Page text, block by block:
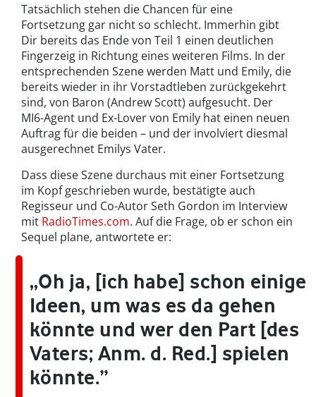
Tatsächlich stehen die Chancen für eine
Fortsetzung gar nicht so schlecht. Immerhin gibt
Dir bereits das Ende von Teil 1 einen deutlichen
Fingerzeig in Richtung eines weiteren Films. In der
entsprechenden Szene werden Matt und Emily, die
bereits wieder in ihr Vorstadtleben zurückgekehrt
sind, von Baron (Andrew Scott) aufgesucht. Der
MI6-Agent und Ex-Lover von Emily hat einen neuen
Auftrag für die beiden – und der involviert diesmal
ausgerechnet Emilys Vater.
Dass diese Szene durchaus mit einer Fortsetzung
im Kopf geschrieben wurde, bestätigte auch
Regisseur und Co-Autor Seth Gordon im Interview
mit RadioTimes.com. Auf die Frage, ob er schon ein
Sequel plane, antwortete er:
„Oh ja, [ich habe] schon einige
Ideen, um was es da gehen
könnte und wer den Part [des
Vaters; Anm. d. Red.] spielen
könnte.”